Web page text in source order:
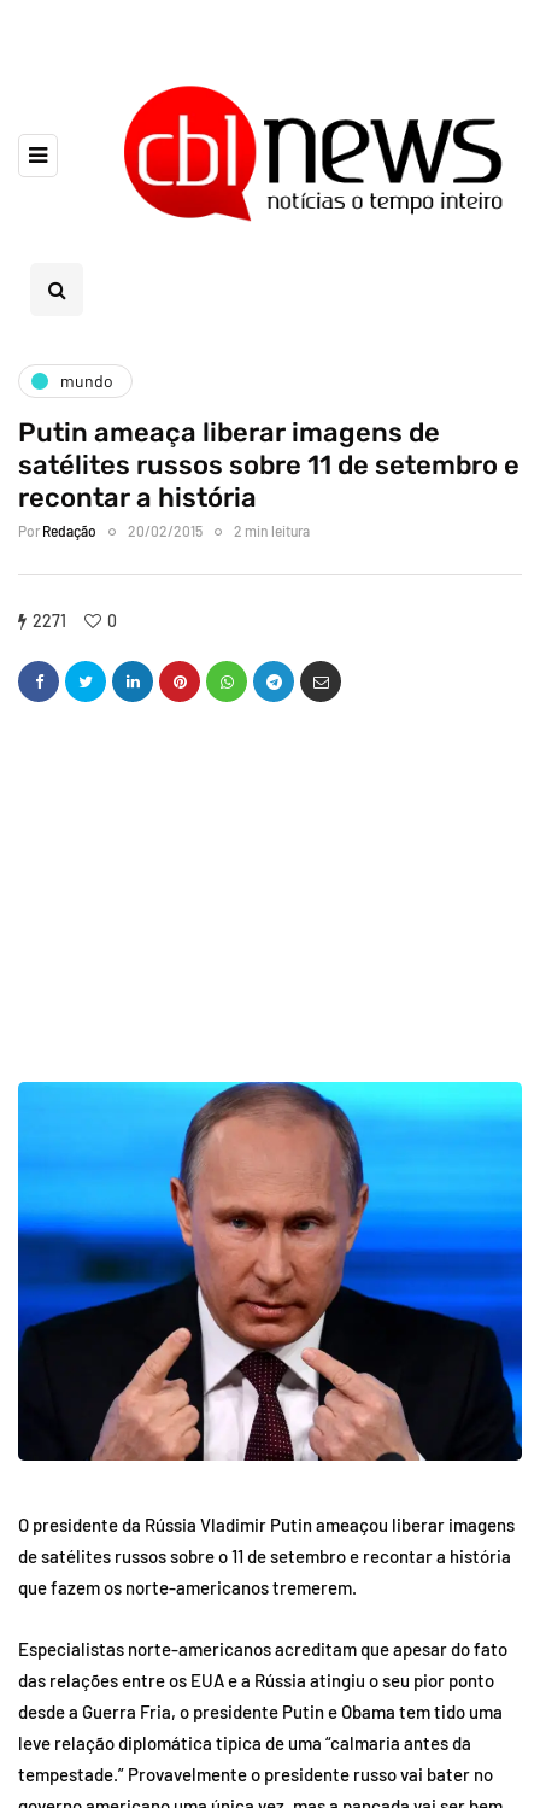
mundo
Putin ameaça liberar imagens de
satélites russos sobre 11 de setembro e
recontar a história
Por Redação 20/02/2015 2 min leitura
2271 0
O presidente da Rússia Vladimir Putin ameaçou liberar imagens
de satélites russos sobre o 11 de setembro e recontar a história
que fazem os norte-americanos tremerem.
Especialistas norte-americanos acreditam que apesar do fato
das relações entre os EUA e a Rússia atingiu o seu pior ponto
desde a Guerra Fria, o presidente Putin e Obama tem tido uma
leve relação diplomática tipica de uma “calmaria antes da
tempestade.” Provavelmente o presidente russo vai bater no